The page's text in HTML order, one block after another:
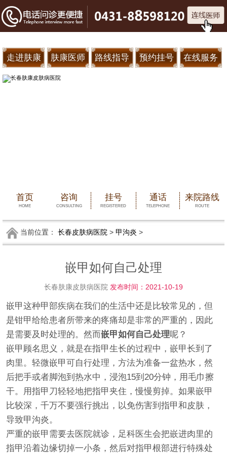
走进肤康 肤康医师 路线指导 预约挂号 在线服务
首页
HOME
咨询
CONSULTING
挂号
REGISTERED
通话
TELEPHONE
来院路线
ROUTE
当前位置： 长春皮肤病医院> 甲沟炎 >
嵌甲如何自己处理
长春肤康皮肤病医院 发布时间：2021-10-19
嵌甲这种甲部疾病在我们的生活中还是比较常见的，但
是钳甲给给患者所带来的疼痛却是非常的严重的，因此
是需要及时处理的。然而嵌甲如何自己处理呢？
嵌甲顾名思义，就是在指甲生长的过程中，嵌甲长到了
肉里。轻微嵌甲可自行处理，方法为准备一盆热水，然
后把手或者脚泡到热水中，浸泡15到20分钟，用毛巾擦
干。用指甲刀轻轻地把指甲夹住，慢慢剪掉。如果嵌甲
比较深，千万不要强行挑出，以免伤害到指甲和皮肤，
导致甲沟炎。
严重的嵌甲需要去医院就诊，足科医生会把嵌进肉里的
指甲沿着边缘切掉一小条，然后对指甲根部进行特殊处